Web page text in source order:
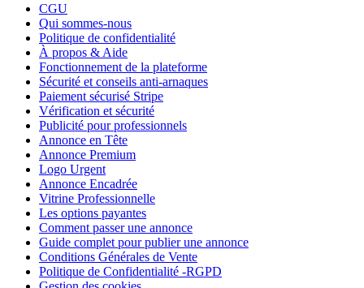
CGU
Qui sommes-nous
Politique de confidentialité
À propos & Aide
Fonctionnement de la plateforme
Sécurité et conseils anti-arnaques
Paiement sécurisé Stripe
Vérification et sécurité
Publicité pour professionnels
Annonce en Tête
Annonce Premium
Logo Urgent
Annonce Encadrée
Vitrine Professionnelle
Les options payantes
Comment passer une annonce
Guide complet pour publier une annonce
Conditions Générales de Vente
Politique de Confidentialité -RGPD